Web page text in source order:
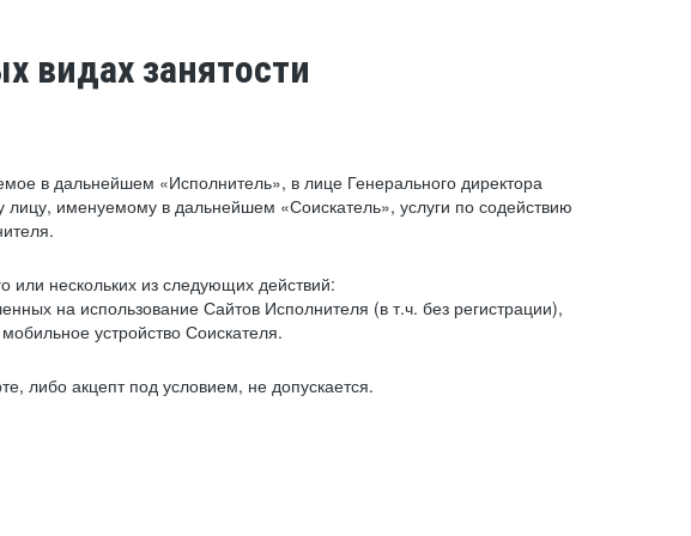
видах занятости
в дальнейшем «Исполнитель», в лице Генерального директора
именуемому в дальнейшем «Соискатель», услуги по содействию
нескольких из следующих действий:
на использование Сайтов Исполнителя (в т.ч. без регистрации),
устройство Соискателя.
либо акцепт под условием, не допускается.